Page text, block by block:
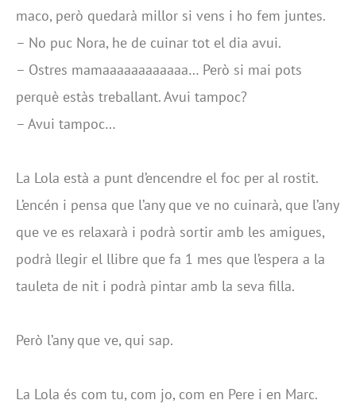
maco, però quedarà millor si vens i ho fem juntes.
– No puc Nora, he de cuinar tot el dia avui.
– Ostres mamaaaaaaaaaaaa… Però si mai pots
perquè estàs treballant. Avui tampoc?
– Avui tampoc…
La Lola està a punt d’encendre el foc per al rostit.
L’encén i pensa que l’any que ve no cuinarà, que l’any
que ve es relaxarà i podrà sortir amb les amigues,
podrà llegir el llibre que fa 1 mes que l’espera a la
tauleta de nit i podrà pintar amb la seva filla.
Però l’any que ve, qui sap.
La Lola és com tu, com jo, com en Pere i en Marc.